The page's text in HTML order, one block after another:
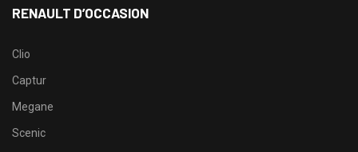
RENAULT D’OCCASION
Clio
Captur
Megane
Scenic